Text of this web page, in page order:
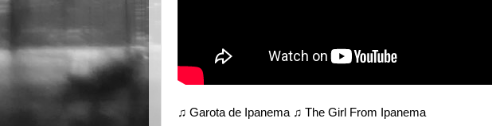
♫ Garota de Ipanema ♫ The Girl From Ipanema